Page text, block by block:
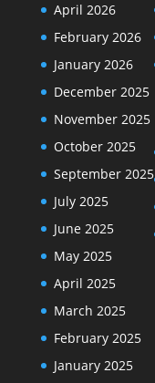
April 2026
February 2026
January 2026
December 2025
November 2025
October 2025
September 2025
July 2025
June 2025
May 2025
April 2025
March 2025
February 2025
January 2025